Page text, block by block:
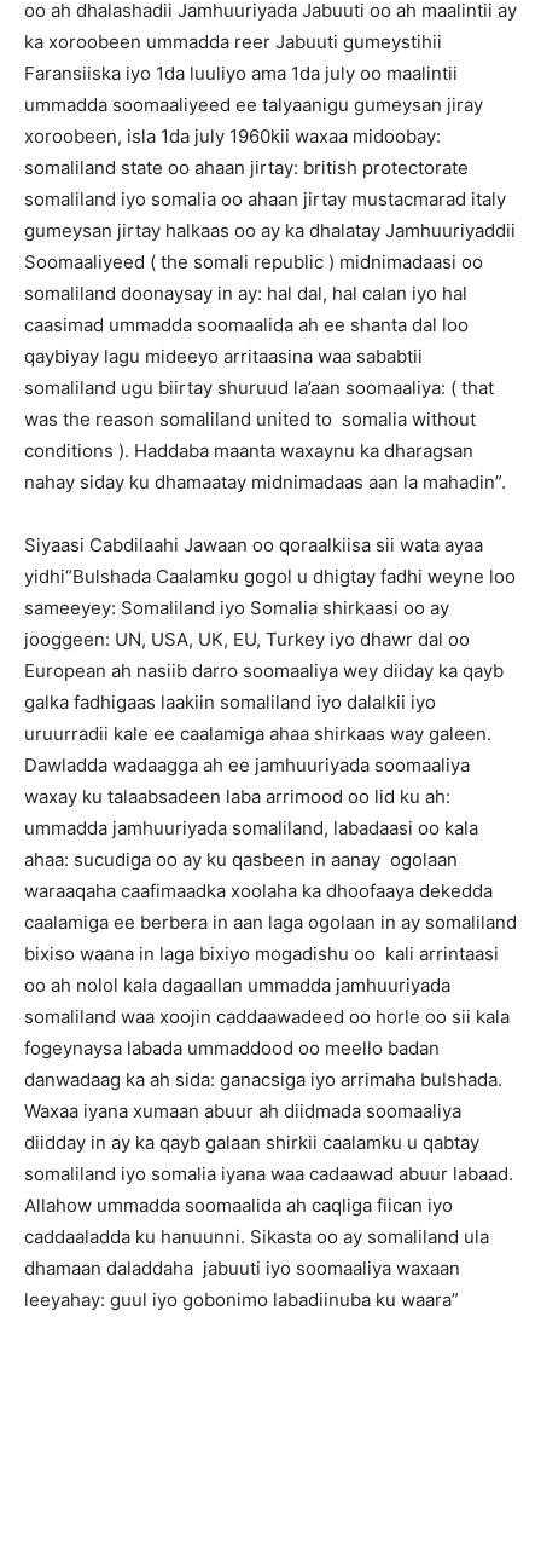
oo ah dhalashadii Jamhuuriyada Jabuuti oo ah maalintii ay
ka xoroobeen ummadda reer Jabuuti gumeystihii
Faransiiska iyo 1da luuliyo ama 1da july oo maalintii
ummadda soomaaliyeed ee talyaanigu gumeysan jiray
xoroobeen, isla 1da july 1960kii waxaa midoobay:
somaliland state oo ahaan jirtay: british protectorate
somaliland iyo somalia oo ahaan jirtay mustacmarad italy
gumeysan jirtay halkaas oo ay ka dhalatay Jamhuuriyaddii
Soomaaliyeed ( the somali republic ) midnimadaasi oo
somaliland doonaysay in ay: hal dal, hal calan iyo hal
caasimad ummadda soomaalida ah ee shanta dal loo
qaybiyay lagu mideeyo arritaasina waa sababtii
somaliland ugu biirtay shuruud la’aan soomaaliya: ( that
was the reason somaliland united to somalia without
conditions ). Haddaba maanta waxaynu ka dharagsan
nahay siday ku dhamaatay midnimadaas aan la mahadin”.
Siyaasi Cabdilaahi Jawaan oo qoraalkiisa sii wata ayaa
yidhi“Bulshada Caalamku gogol u dhigtay fadhi weyne loo
sameeyey: Somaliland iyo Somalia shirkaasi oo ay
jooggeen: UN, USA, UK, EU, Turkey iyo dhawr dal oo
European ah nasiib darro soomaaliya wey diiday ka qayb
galka fadhigaas laakiin somaliland iyo dalalkii iyo
uruurradii kale ee caalamiga ahaa shirkaas way galeen.
Dawladda wadaagga ah ee jamhuuriyada soomaaliya
waxay ku talaabsadeen laba arrimood oo lid ku ah:
ummadda jamhuuriyada somaliland, labadaasi oo kala
ahaa: sucudiga oo ay ku qasbeen in aanay ogolaan
waraaqaha caafimaadka xoolaha ka dhoofaaya dekedda
caalamiga ee berbera in aan laga ogolaan in ay somaliland
bixiso waana in laga bixiyo mogadishu oo kali arrintaasi
oo ah nolol kala dagaallan ummadda jamhuuriyada
somaliland waa xoojin caddaawadeed oo horle oo sii kala
fogeynaysa labada ummaddood oo meello badan
danwadaag ka ah sida: ganacsiga iyo arrimaha bulshada.
Waxaa iyana xumaan abuur ah diidmada soomaaliya
diidday in ay ka qayb galaan shirkii caalamku u qabtay
somaliland iyo somalia iyana waa cadaawad abuur labaad.
Allahow ummadda soomaalida ah caqliga fiican iyo
caddaaladda ku hanuunni. Sikasta oo ay somaliland ula
dhamaan daladdaha jabuuti iyo soomaaliya waxaan
leeyahay: guul iyo gobonimo labadiinuba ku waara”